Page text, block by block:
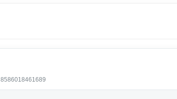
8586018461689